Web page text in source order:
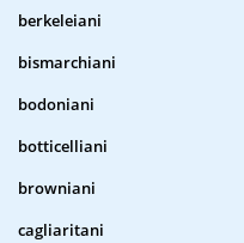
berkeleiani
bismarchiani
bodoniani
botticelliani
browniani
cagliaritani